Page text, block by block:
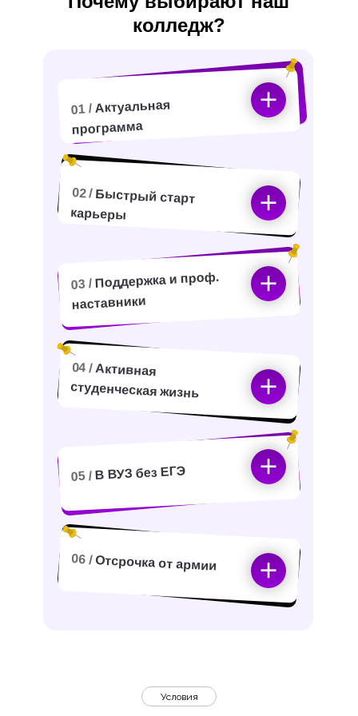
колледж?
01 / Актуальная
программа
02 / Быстрый старт
карьеры
04 /Активная
студенческая жизнь
05 / В ВУЗ без ЕГЭ
06 / Отсрочка от армии
03 / Поддержка и проф.
наставники
Условия